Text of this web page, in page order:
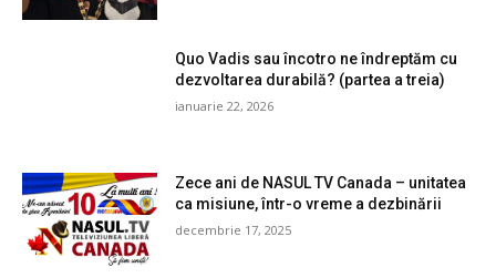
Quo Vadis sau încotro ne îndreptăm cu
dezvoltarea durabilă? (partea a treia)
ianuarie 22, 2026
Zece ani de NASUL TV Canada – unitatea
ca misiune, într-o vreme a dezbinării
decembrie 17, 2025